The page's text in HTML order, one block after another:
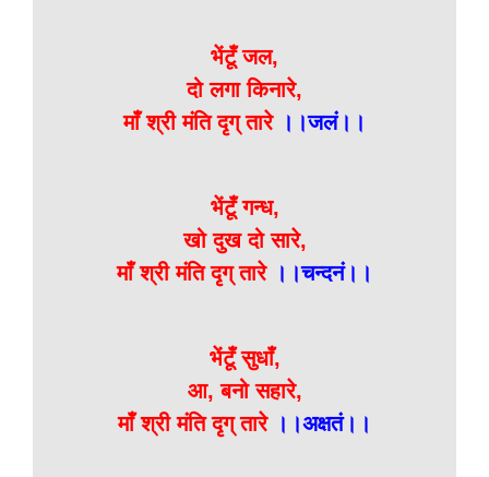
भेंटूँ जल,
दो लगा किनारे,
माँ श्री मंति दृग् तारे ।।जलं।।
भेंटूँ गन्ध,
खो दुख दो सारे,
माँ श्री मंति दृग् तारे।।चन्दनं।।
भेंटूँ सुधाँ,
आ, बनो सहारे,
माँ श्री मंति दृग् तारे ।।अक्षतं।।